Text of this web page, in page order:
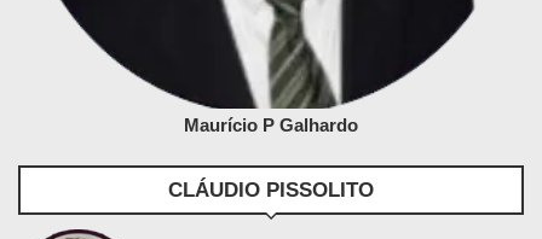
Maurício P Galhardo
CLÁUDIO PISSOLITO